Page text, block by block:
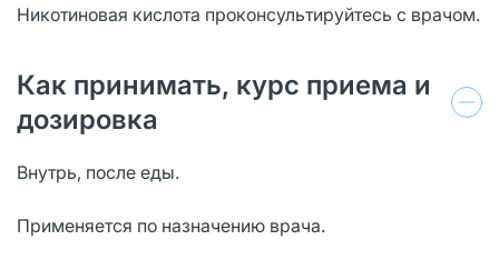
Никотиновая кислота проконсультируйтесь с врачом.
Как принимать, курс приема и
дозировка
Внутрь, после еды.
Применяется по назначению врача.